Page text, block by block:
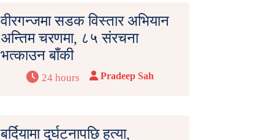
वीरगन्जमा सडक विस्तार अभियान
अन्तिम चरणमा, ८५ संरचना
भत्काउन बाँकी
24 hours Pradeep Sah
बर्दियामा दुर्घटनापछि हत्या,